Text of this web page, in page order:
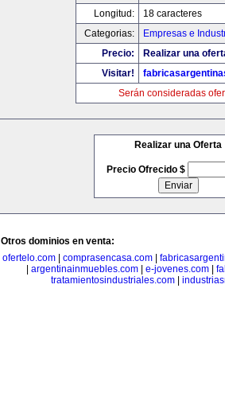
Longitud:
18 caracteres
Categorias:
Empresas e
Precio:
Realizar una
Visitar!
Serán consideradas
Realizar una Oferta
Precio Ofrecido $
Otros dominios en venta:
ofertelo.com| comprasencasa.com|
argentinainmuebles.com| e-jovenes.com|
tratamientosindustriales.com